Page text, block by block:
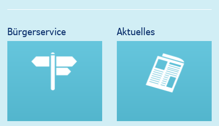
Bürgerservice Aktuelles